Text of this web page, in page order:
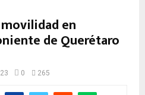
en
de Querétaro
0 265